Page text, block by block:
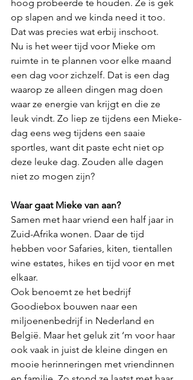
hoog probeerde te houden. Ze is gek
op slapen and we kinda need it too.
Dat was precies wat erbij inschoot.
Nu is het weer tijd voor Mieke om
ruimte in te plannen voor elke maand
een dag voor zichzelf. Dat is een dag
waarop ze alleen dingen mag doen
waar ze energie van krijgt en die ze
leuk vindt. Zo liep ze tijdens een Mieke-
dag eens weg tijdens een saaie
sportles, want dit paste echt niet op
deze leuke dag. Zouden alle dagen
niet zo mogen zijn?
Waar gaat Mieke van aan?
Samen met haar vriend een half jaar in
Zuid-Afrika wonen. Daar de tijd
hebben voor Safaries, kiten, tientallen
wine estates, hikes en tijd voor en met
elkaar.
Ook benoemt ze het bedrijf
Goodiebox bouwen naar een
miljoenenbedrijf in Nederland en
België. Maar het geluk zit ‘m voor haar
ook vaak in juist de kleine dingen en
mooie herinneringen met vriendinnen